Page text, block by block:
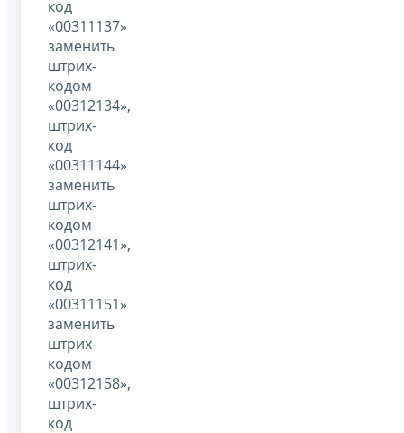
код
«00311137»
заменить
штрих-
кодом
«00312134»,
штрих-
код
«00311144»
заменить
штрих-
кодом
«00312141»,
штрих-
код
«00311151»
заменить
штрих-
кодом
«00312158»,
штрих-
код